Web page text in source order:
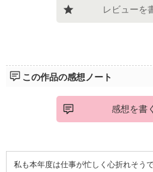
レビューを
この作品の感想ノート
感想を書く
私も本年度は仕事が忙しく心折れそう